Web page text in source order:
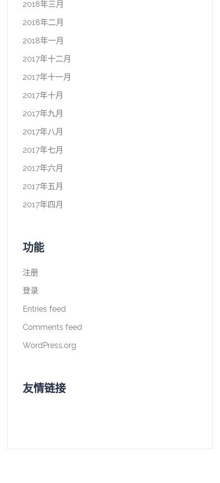
2018年三月
2018年二月
2018年一月
2017年十二月
2017年十一月
2017年十月
2017年九月
2017年八月
2017年七月
2017年六月
2017年五月
2017年四月
功能
注册
登录
Entries feed
Comments feed
WordPress.org
友情链接